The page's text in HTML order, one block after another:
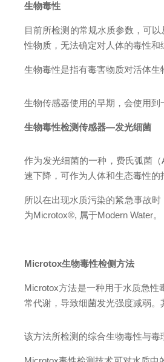
生物毒性
目前所检测的常规水质参数，可
性物质，无法确定对人体的毒性和
生物毒性是指有毒害物质对活体
生物传感器使用的早期，会使用
生物毒性检测传感器—发光细菌
作为发光细菌的一种，费氏弧菌
速下降，可作为人体和生态毒性的
所以在出现水质污染的紧急事故
为Microtox®, 属于Modern Water。
Microtox生物毒性检侧方法
Microtox方法是一种用于水质急
常代谢，导致细菌发光强度减弱
该方法所检测的综合生物毒性与毒